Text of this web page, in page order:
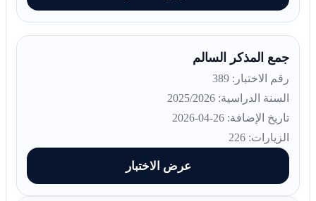
جمع المذكر السالم
رقم الاختبار: 389
السنة الدراسية: 2025/2026
تاريخ الإضافة: 26-04-2026
الزيارات: 226
عرض الاختبار